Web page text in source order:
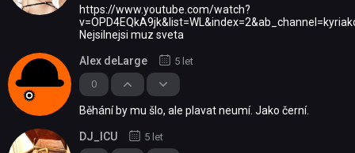
https://www.youtube.com/watch?
Nejsilnejsi muz sveta
0
Alex deLarge 5 let
Běhání by mu šlo, ale plavat neumí. Jako černí.
DJ_ICU 5 let